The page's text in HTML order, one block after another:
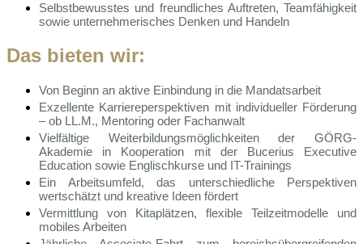
Selbstbewusstes und freundliches Auftreten, Teamfähigkeit
sowie unternehmerisches Denken und Handeln
Das bieten wir:
Von Beginn an aktive Einbindung in die Mandatsarbeit
Exzellente Karriereperspektiven mit individueller Förderung
– ob LL.M., Mentoring oder Fachanwalt
Vielfältige Weiterbildungsmöglichkeiten der GÖRG-
Akademie in Kooperation mit der Bucerius Executive
Education sowie Englischkurse und IT-Trainings
Ein Arbeitsumfeld, das unterschiedliche Perspektiven
wertschätzt und kreative Ideen fördert
Vermittlung von Kitaplätzen, flexible Teilzeitmodelle und
mobiles Arbeiten